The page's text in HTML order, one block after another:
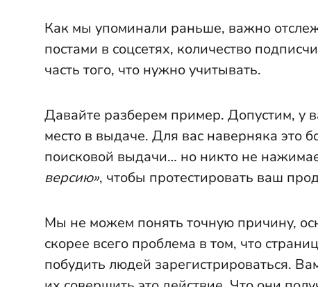
Как мы упоминали раньше, важно
постами в соцсетях, количество
часть того, что нужно учитывать.
Давайте разберем пример. Допустим, у
место в выдаче. Для вас наверняка это
поисковой выдачи… но никто не
версию», чтобы протестировать ваш
Мы не можем понять точную причину,
скорее всего проблема в том, что
побудить людей зарегистрироваться.